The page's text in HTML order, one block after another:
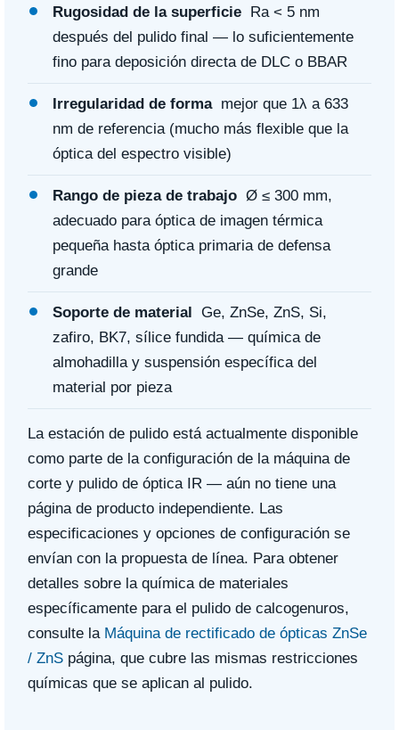
Rugosidad de la superficie Ra < 5 nm
después del pulido final — lo suficientemente
fino para deposición directa de DLC o BBAR
Irregularidad de formamejor que 1λ a 633
nm de referencia (mucho más flexible que la
óptica del espectro visible)
Rango de pieza de trabajo Ø ≤ 300 mm,
adecuado para óptica de imagen térmica
pequeña hasta óptica primaria de defensa
grande
Soporte de material Ge, ZnSe, ZnS, Si,
zafiro, BK7, sílice fundida — química de
almohadilla y suspensión específica del
material por pieza
La estación de pulido está actualmente disponible
como parte de la configuración de la máquina de
corte y pulido de óptica IR — aún no tiene una
página de producto independiente. Las
especificaciones y opciones de configuración se
envían con la propuesta de línea. Para obtener
detalles sobre la química de materiales
específicamente para el pulido de calcogenuros,
consulte la Máquina de rectificado de ópticas ZnSe
/ ZnS página, que cubre las mismas restricciones
químicas que se aplican al pulido.